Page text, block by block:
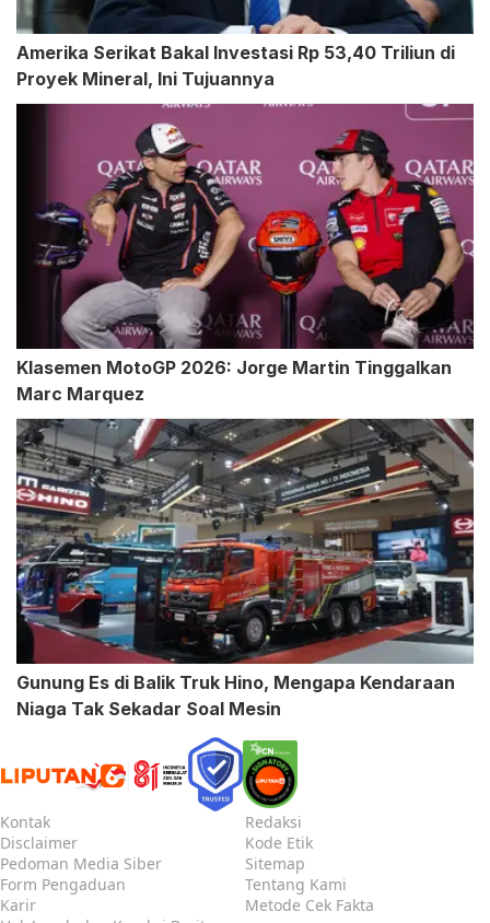
Amerika Serikat Bakal Investasi Rp 53,40 Triliun di
Proyek Mineral, Ini Tujuannya
Klasemen MotoGP 2026: Jorge Martin Tinggalkan
Marc Marquez
Gunung Es di Balik Truk Hino, Mengapa Kendaraan
Niaga Tak Sekadar Soal Mesin
Kontak
Redaksi
Disclaimer
Kode Etik
Pedoman Media Siber
Sitemap
Form Pengaduan
Tentang Kami
Karir
Metode Cek Fakta